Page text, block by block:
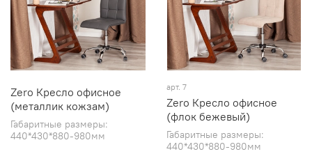
Zero Кресло офисное
(металлик кожзам)
Габаритные размеры:
440*430*880-980мм
арт. 7
Zero Кресло офисное
(флок бежевый)
Габаритные размеры:
440*430*880-980мм